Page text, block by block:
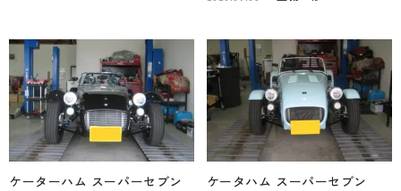
ケーターハム スーパーセブン
ケータハム スーパーセブン